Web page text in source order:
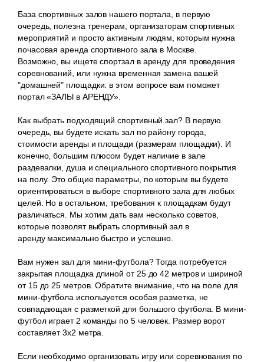
База спортивных залов нашего портала, в первую
очередь, полезна тренерам, организаторам спортивных
мероприятий и просто активным людям, которым нужна
почасовая аренда спортивного зала в Москве.
Возможно, вы ищете спортзал в аренду для проведения
соревнований, или нужна временная замена вашей
"домашней" площадки: в этом вопросе вам поможет
портал «ЗАЛЫ в АРЕНДУ».
Как выбрать подходящий спортивный зал? В первую
очередь, вы будете искать зал по району города,
стоимости аренды и площади (размерам площадки). И
конечно, большим плюсом будет наличие в зале
раздевалки, душа и специального спортивного покрытия
на полу. Это общие параметры, по которым вы будете
ориентироваться в выборе спортивного зала для любых
целей. Но в остальном, требования к площадкам будут
различаться. Мы хотим дать вам несколько советов,
которые позволят выбрать спортивный зал в
аренду максимально быстро и успешно.
Вам нужен зал для мини-футбола? Тогда потребуется
закрытая площадка длиной от 25 до 42 метров и шириной
от 15 до 25 метров. Обратите внимание, что на поле для
мини-футбола используется особая разметка, не
совпадающая с разметкой для большого футбола. В мини-
футбол играет 2 команды по 5 человек. Размер ворот
составляет 3х2 метра.
Если необходимо организовать игру или соревнования по